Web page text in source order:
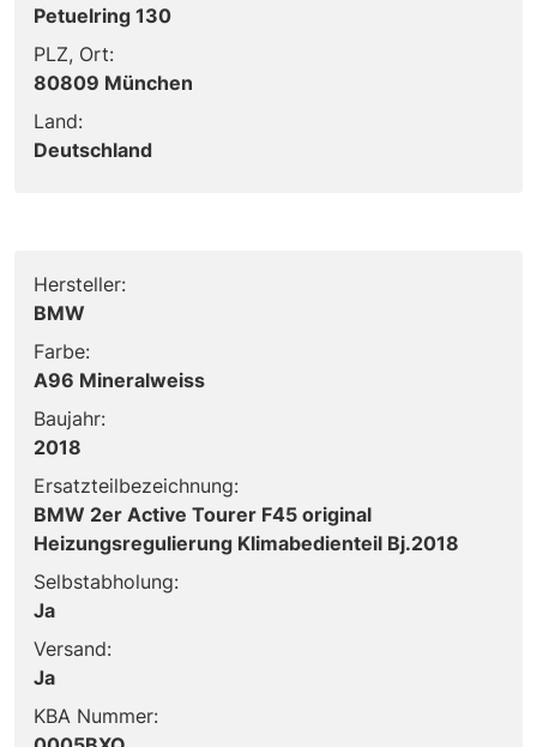
Petuelring 130
PLZ, Ort:
80809 München
Land:
Deutschland
Hersteller:
BMW
Farbe:
A96 Mineralweiss
Baujahr:
2018
Ersatzteilbezeichnung:
BMW 2er Active Tourer F45 original
Heizungsregulierung Klimabedienteil Bj.2018
Selbstabholung:
Ja
Versand:
Ja
KBA Nummer: